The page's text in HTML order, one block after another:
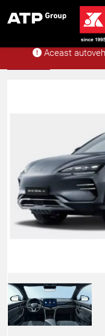
Aceast
Acasă